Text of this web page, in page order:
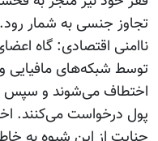
تجاوز جنسی به شمار رود.
ناامنی اقتصادی: گاه
توسط شبکه‌های مافیایی
اختطاف می‌شوند و سپس
پول درخواست می‌کنند.